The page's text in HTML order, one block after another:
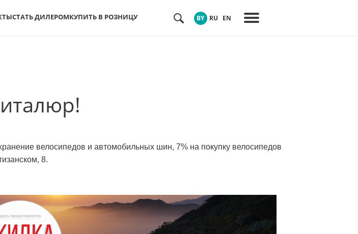
СТАТЬ ДИЛЕРОМКУПИТЬ В РОЗНИЦУ BY RU EN
велосипедов и автомобильных шин, 7% на покупку велосипедов
8.